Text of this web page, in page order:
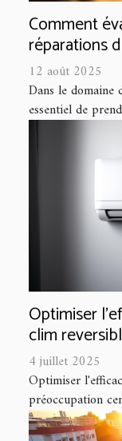
Comment
réparations
12 août 2025
Dans le
essentiel de
Optimiser
clim
4 juillet 2025
Optimiser
préoccupation